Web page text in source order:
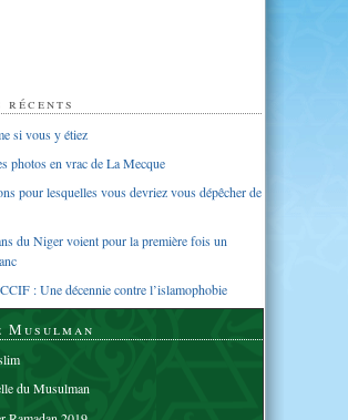
si vous y étiez
photos en vrac de La Mecque
pour lesquelles vous devriez vous dépêcher de
du Niger voient pour la première fois un
: Une décennie contre l’islamophobie
Musulman
du Musulman